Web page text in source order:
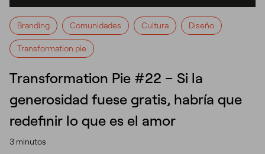
Branding Comunidades Cultura Diseño
Transformation pie
Transformation Pie #22 – Si la
generosidad fuese gratis, habría que
redefinir lo que es el amor
3 minutos